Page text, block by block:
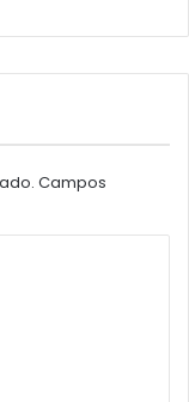
Campos